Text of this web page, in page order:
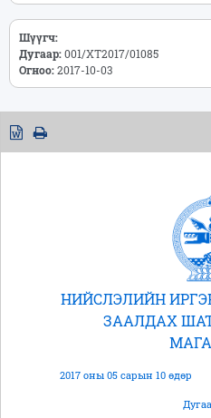
Шүүгч:
Дугаар:001/ХТ2017/01085
Огноо:2017-10-03
НИЙСЛЭЛИЙН
ЗААЛДАХ
2017 оны 05 сарын 10 өдөр